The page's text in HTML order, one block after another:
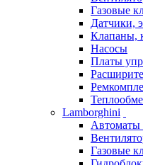
Газовые
Датчики,
Клапаны,
Насосы
Платы
Lamborghini
Автоматы
Газовые